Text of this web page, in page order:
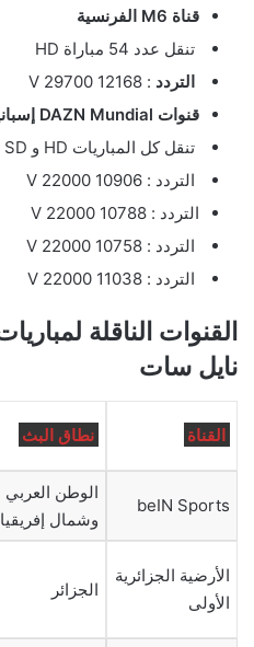
قناة M6 الفرنسية
تنقل عدد 54 مباراة HD
التردد : 12168 V 29700
قنوات DAZN Mundial إسبانيا
تنقل كل المباريات HD و SD
التردد : 10906 V 22000
التردد : 10788 V 22000
التردد : 10758 V 22000
التردد : 11038 V 22000
نايل سات
القناة نطاق البث
beIN Sports
الوطن العربي
وشمال إفريقيا
الأرضية الجزائرية
الأولى
الجزائر